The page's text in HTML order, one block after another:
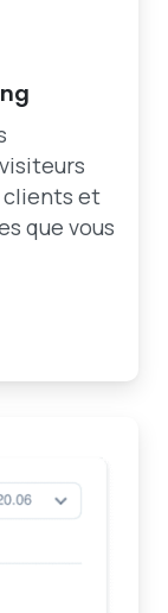
clients et
que vous